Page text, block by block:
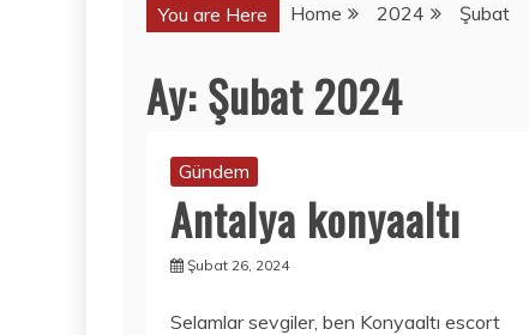
You are Here Home 2024 Şubat
Ay:Şubat 2024
Gündem
Antalya konyaaltı
Şubat 26, 2024
Selamlar sevgiler, ben Konyaaltı escort